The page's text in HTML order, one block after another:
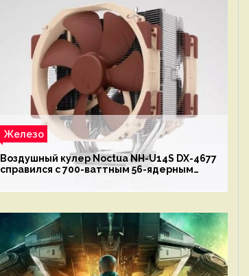
Железо
Воздушный кулер Noctua NH-U14S DX-4677
справился с 700-ваттным 56-ядерным